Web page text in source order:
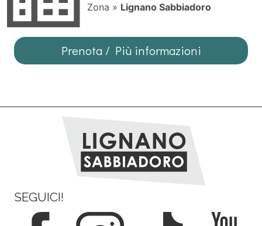
Zona » Lignano Sabbiadoro
Prenota / Più informazioni
SEGUICI!